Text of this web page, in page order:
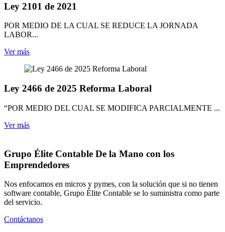
Ley 2101 de 2021
POR MEDIO DE LA CUAL SE REDUCE LA JORNADA
LABOR...
Ver más
Ley 2466 de 2025 Reforma Laboral
“POR MEDIO DEL CUAL SE MODIFICA PARCIALMENTE ...
Ver más
Grupo Élite Contable De la Mano con los
Emprendedores
Nos enfocamos en micros y pymes, con la solución que si no tienen
software contable, Grupo Élite Contable se lo suministra como parte
del servicio.
Contáctanos